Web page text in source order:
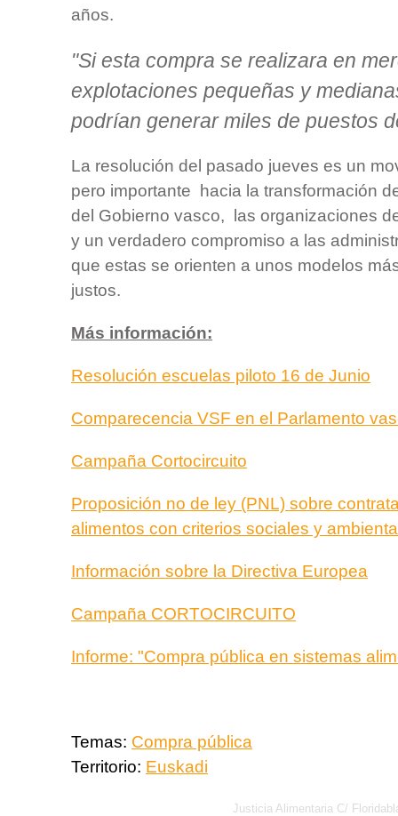
años.
"Si esta compra se realizara en
explotaciones pequeñas y
podrían generar miles de puestos
La resolución del pasado jueves es un
pero importante hacia la transformación
del Gobierno vasco, las organizaciones
y un verdadero compromiso a las
que estas se orienten a unos modelos
justos.
Más información:
Resolución escuelas piloto 16 de Junio
Comparecencia VSF en el Parlamento
Campaña Cortocircuito
Proposición no de ley (PNL) sobre
alimentos con criterios sociales y
Información sobre la Directiva Europea
Campaña CORTOCIRCUITO
Informe: "Compra pública en sistemas
Temas: Compra pública
Territorio: Euskadi
Justicia Alimentaria C/